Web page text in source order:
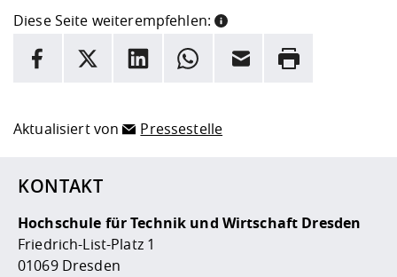
Diese Seite weiterempfehlen:
INFORMATION
Hier stehen weitere Informationen und ein Link zur
Facebook
X LinkedInWhatsappE-Mail Drucken
Aktualisiert von Pressestelle
KONTAKT
Hochschule für Technik und Wirtschaft Dresden
Friedrich-List-Platz 1
01069 Dresden